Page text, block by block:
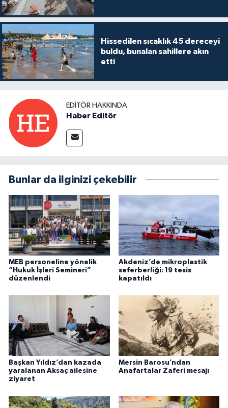
Hissedilen sıcaklık 45 dereceyi
buldu, bunalan sahillere akın
etti
EDITÖR HAKKINDA
Haber Editör
Bunlar da ilginizi çekebilir
MEB personeline yönelik
“Hukuk İşleri Semineri”
düzenlendi
Akdeniz’de mikroplastik
seferberliği: 19 tesis
kapatıldı
Başkan Yıldız’dan kazada
yaralanan Aksaç ailesine
ziyaret
Mersin Barosu’ndan
Anafartalar Zaferi mesajı